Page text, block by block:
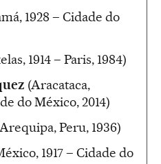
1928 – Cidade do
1914 – Paris, 1984)
(Aracataca,
do México, 2014)
Peru, 1936)
1917 – Cidade do